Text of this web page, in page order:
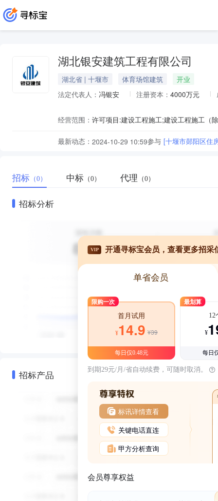
湖北银安建筑工程有限公司
湖北省 | 十堰市 体育场馆建筑
开业
法定代表人： 冯银安 注册资本： 4000万元
经营范围：
最新动态： 2024-10-29 10:59参与 [十堰市郧阳区住
招标 （0） 中标 （0） 代理 （0）
招标分析
招标产品
VIP 开通寻标宝会员，查看更多招采
单省会员
限购一次
首月试用
¥14.9 ¥39
每日仅0.48元
最划算
12
¥
每日
到期29元/月/省自动续费，可随时取消。
标讯详情查看
关键电话直连
甲方分析查询
会员尊享权益